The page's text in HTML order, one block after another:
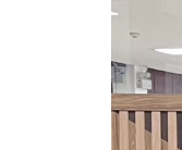
ที่
จำเป็น
สำหรับ
งาน